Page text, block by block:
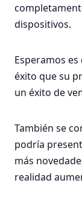
dispositivos.
Esperamos
éxito que su
un éxito de
También se
podría
más
realidad